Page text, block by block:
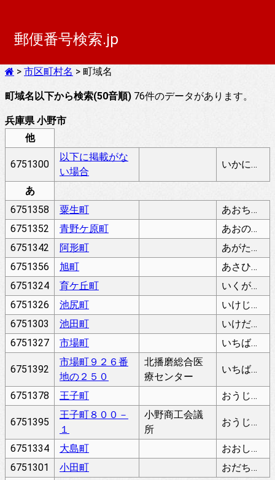
郵便番号検索.jp
> 市区町村名 > 町域名
町域名以下から検索(50音順) 76件のデータがあります。
兵庫県 小野市
他
6751300
以下に掲載がな
い場合
いかにけいさいがないばあい
あ
6751358
粟生町
あおちょう
6751352
青野ケ原町
あおのがはらちょう
6751342
阿形町
あがたちょう
6751356
旭町
あさひちょう
6751324
育ケ丘町
いくがおかちょう
6751326
池尻町
いけじりちょう
6751303
池田町
いけだちょう
6751327
市場町 いちばちょう
6751392
市場町９２６番
地の２５０
北播磨総合医
療センター
いちばちょう
6751378 王子町 おうじちょう
6751395
王子町８００－
１
小野商工会議
所
おうじちょう
6751334 大島町
おおしまちょう
6751301
小田町
おだちょう